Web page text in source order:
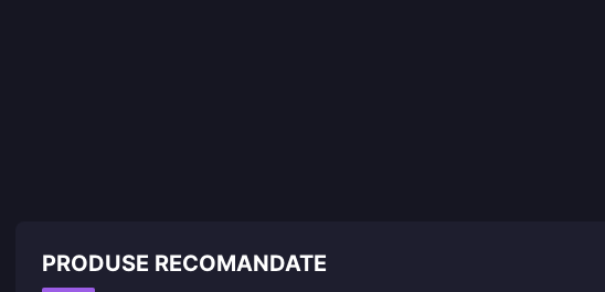
PRODUSE RECOMANDATE